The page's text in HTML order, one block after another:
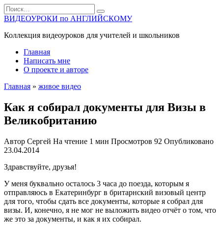
Перейти
к
содержанию
Search
for:
ВИДЕОУРОКИ по АНГЛИЙСКОМУ
Коллекция видеоуроков для учителей и школьников
Главная
Написать мне
О проекте и авторе
Главная » живое видео
Как я собирал документы для Визы в
Великобританию
Автор Сергей На чтение 1 мин Просмотров 92 Опубликовано
23.04.2014
Здравствуйте, друзья!
У меня буквально осталось 3 часа до поезда, которым я
отправляюсь в Екатеринбург в бритарнский визовый центр
для того, чтобы сдать все документы, которые я собрал для
визы. И, конечно, я не мог не выложить видео отчёт о том, что
же это за документы, и как я их собирал.